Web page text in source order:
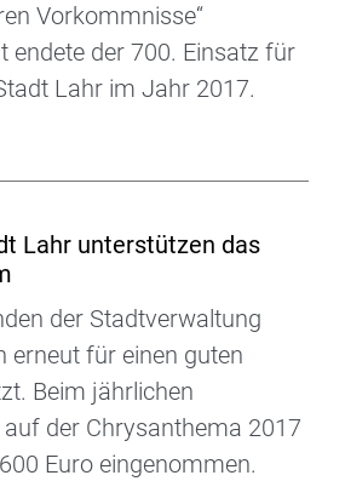
Vorkommnisse“
endete der 700. Einsatz für
Lahr im Jahr 2017.
Lahr unterstützen das
der Stadtverwaltung
erneut für einen guten
Beim jährlichen
der Chrysanthema 2017
Euro eingenommen.